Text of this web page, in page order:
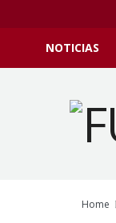
NOTICIAS
Home